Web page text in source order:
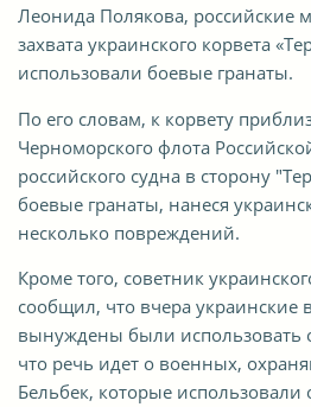
Леонида Полякова, российские
захвата украинского корвета
использовали боевые гранаты.
По его словам, к корвету
Черноморского флота
российского судна в сторону
боевые гранаты, нанеся
несколько повреждений.
Кроме того, советник
сообщил, что вчера украинские
вынуждены были использовать
что речь идет о военных,
Бельбек, которые использовали